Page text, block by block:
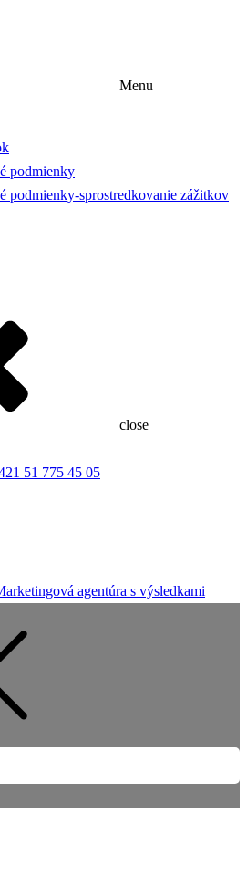
Menu
podmienky
podmienky-sprostredkovanie zážitkov
close
51 775 45 05
agentúra s výsledkami